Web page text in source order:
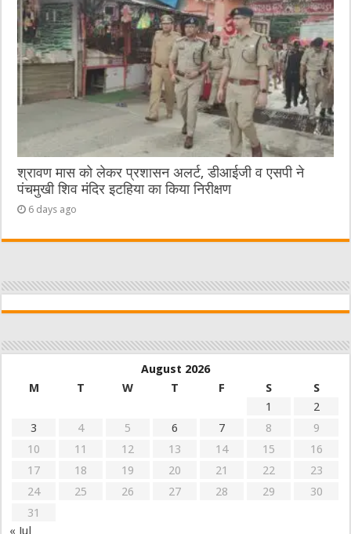
श्रावण मास को लेकर प्रशासन अलर्ट, डीआईजी व एसपी ने
पंचमुखी शिव मंदिर इटहिया का किया निरीक्षण
6 days ago
August 2026
M
T W T F S
S
1
2
3
4 5 6 7 8
9
10
11 12 13 14 15
16
17
18 19 20 21 22
23
24
25 26 27 28 29
30
31
« Jul